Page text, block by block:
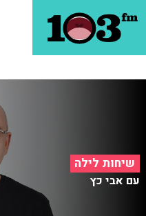
שיחות לילה
עם אבי כץ